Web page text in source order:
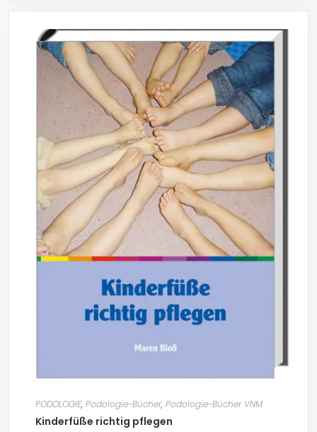
PODOLOGIE, Podologie-Bücher, Podologie-Bücher VNM
Kinderfüße richtig pflegen